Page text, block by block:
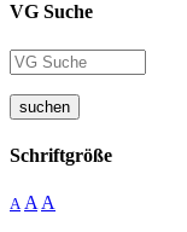
VG Suche
suchen
Schriftgröße
A A A